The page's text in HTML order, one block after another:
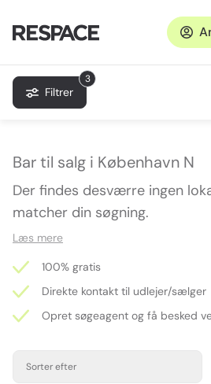
3
Filtrer
Bar til salg i København N
Der findes desværre ingen
matcher din søgning.
Læs mere
100% gratis
Direkte kontakt til udlejer/sælger
Opret søgeagent og få besked
Sorter efter